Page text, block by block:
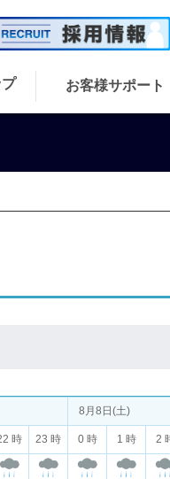
お客様サポート
8月8日(土)
時 23 時 0 時 1 時 2